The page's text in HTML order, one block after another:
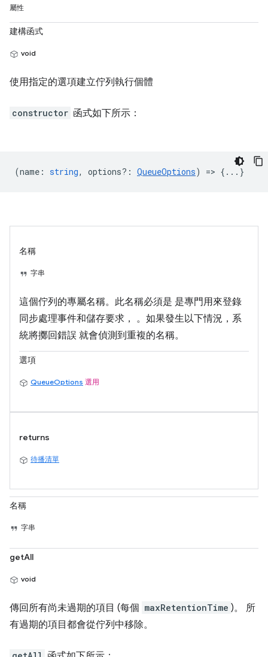
屬性
建構函式
void
使用指定的選項建立佇列執行個體
constructor 函式如下所示：
(name : string, options? : QueueOptions) => {...}
名稱
字串
這個佇列的專屬名稱。此名稱必須是 是專門用來登錄
同步處理事件和儲存要求， 。如果發生以下情況，系
統將擲回錯誤 就會偵測到重複的名稱。
選項
QueueOptions 選用
returns
待播清單
名稱
字串
getAll
void
傳回所有尚未過期的項目 (每個 maxRetentionTime )。 所
有過期的項目都會從佇列中移除。